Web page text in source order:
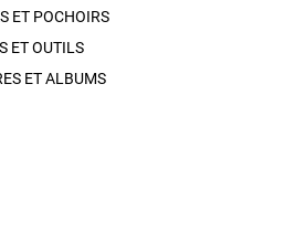
ET POCHOIRS
ET OUTILS
ET ALBUMS